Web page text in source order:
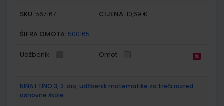
SKU: 567167 CIJENA: 10,69 €
ŠIFRA OMOTA: 500165
Udžbenik Omot
NINA I TINO 3; 2. dio, udžbenik matematike za treći razred
osnovne škole